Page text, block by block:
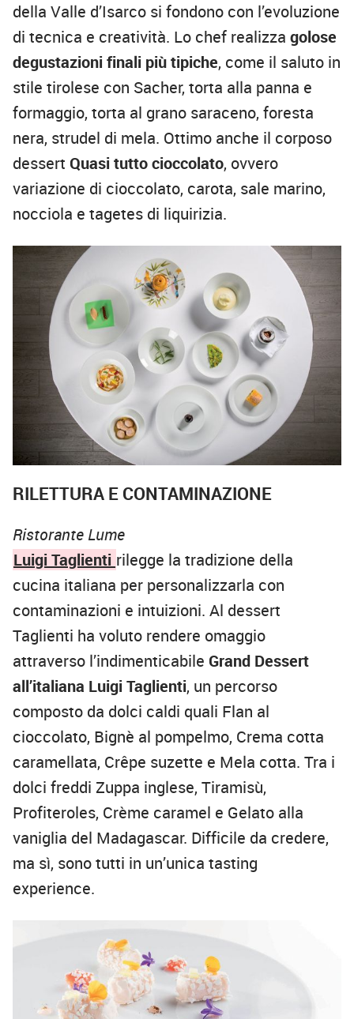
della Valle d’Isarco si fondono con l’evoluzione
di tecnica e creatività. Lo chef realizza golose
degustazioni finali più tipiche, come il saluto in
stile tirolese con Sacher, torta alla panna e
formaggio, torta al grano saraceno, foresta
nera, strudel di mela. Ottimo anche il corposo
dessert Quasi tutto cioccolato, ovvero
variazione di cioccolato, carota, sale marino,
nocciola e tagetes di liquirizia.
RILETTURA E CONTAMINAZIONE
Ristorante Lume
Luigi Taglienti rilegge la tradizione della
cucina italiana per personalizzarla con
contaminazioni e intuizioni. Al dessert
Taglienti ha voluto rendere omaggio
attraverso l’indimenticabile Grand Dessert
all’italiana Luigi Taglienti, un percorso
composto da dolci caldi quali Flan al
cioccolato, Bignè al pompelmo, Crema cotta
caramellata, Crêpe suzette e Mela cotta. Tra i
dolci freddi Zuppa inglese, Tiramisù,
Profiteroles, Crème caramel e Gelato alla
vaniglia del Madagascar. Difficile da credere,
ma sì, sono tutti in un’unica tasting
experience.